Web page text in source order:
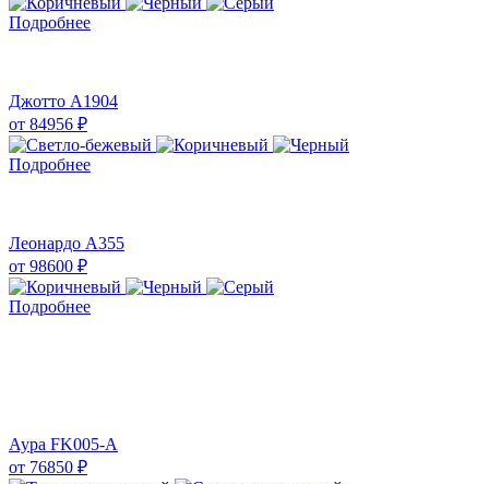
Подробнее
Джотто A1904
от 84956 ₽
Подробнее
Леонардо A355
от 98600 ₽
Подробнее
Аура FK005-A
от 76850 ₽